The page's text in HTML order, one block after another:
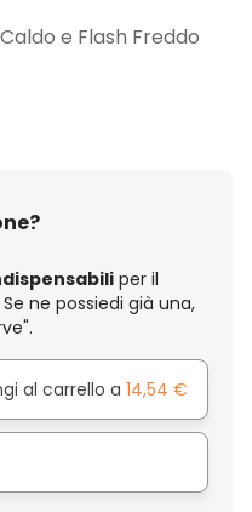
e Flash Freddo
per il
ne possiedi già una,
al carrello a 14,54 €